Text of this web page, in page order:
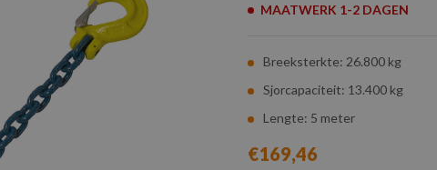
MAATWERK 1-2 DAGEN
Breeksterkte: 26.800 kg
Sjorcapaciteit: 13.400 kg
Lengte: 5 meter
€169,46